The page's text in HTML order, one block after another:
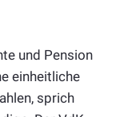
und Pension
einheitliche
sprich